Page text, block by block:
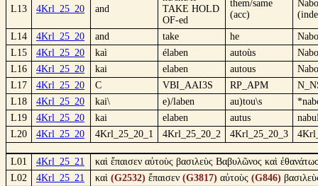
L13 4Krl_25_20 and
TAKE HOLD
OF-ed
them/same
(acc)
L14 4Krl_25_20 and take he
L15
4Krl_25_20 kaì élaben autoùs
L16
4Krl_25_20 kai elaben autous
L17
4Krl_25_20 C VBI_AAI3S RP_APM
L18
4Krl_25_20 kai\ e)/laben au)tou\s
L19
4Krl_25_20 kai elaben autus
L20
4Krl_25_20 4Krl_25_20_1 4Krl_25_20_2 4Krl_25_20_3
L01 4Krl_25_21
καὶ ἔπαισεν αὐτοὺς βασιλεὺς Βαβυλῶνος καὶ
L02
4Krl_25_21 καὶ (G2532) ἔπαισεν (G3817) αὐτοὺς (G846)